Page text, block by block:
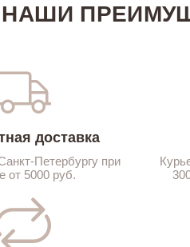
НАШИ
доставка
Петербургу при
от 5000 руб.